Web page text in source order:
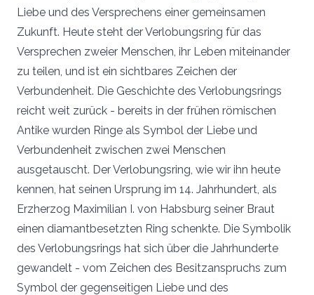
Liebe und des Versprechens einer gemeinsamen
Zukunft. Heute steht der Verlobungsring für das
Versprechen zweier Menschen, ihr Leben miteinander
zu teilen, und ist ein sichtbares Zeichen der
Verbundenheit. Die Geschichte des Verlobungsrings
reicht weit zurück - bereits in der frühen römischen
Antike wurden Ringe als Symbol der Liebe und
Verbundenheit zwischen zwei Menschen
ausgetauscht. Der Verlobungsring, wie wir ihn heute
kennen, hat seinen Ursprung im 14. Jahrhundert, als
Erzherzog Maximilian I. von Habsburg seiner Braut
einen diamantbesetzten Ring schenkte. Die Symbolik
des Verlobungsrings hat sich über die Jahrhunderte
gewandelt - vom Zeichen des Besitzanspruchs zum
Symbol der gegenseitigen Liebe und des